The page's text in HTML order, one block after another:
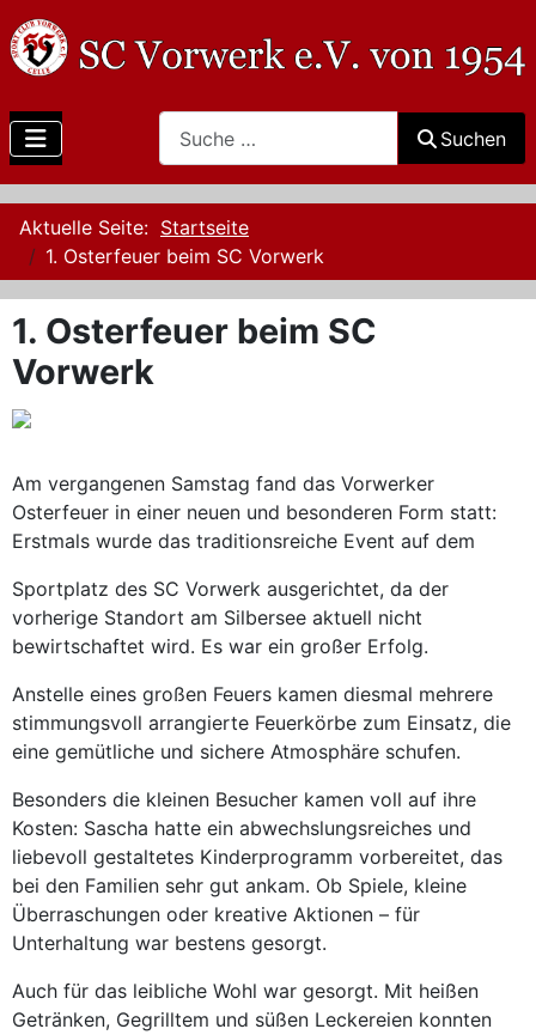
Search
Suchen
Aktuelle Seite: Startseite
1. Osterfeuer beim SC Vorwerk
1. Osterfeuer beim SC
Vorwerk
Am vergangenen Samstag fand das Vorwerker
Osterfeuer in einer neuen und besonderen Form statt:
Erstmals wurde das traditionsreiche Event auf dem
Sportplatz des SC Vorwerk ausgerichtet, da der
vorherige Standort am Silbersee aktuell nicht
bewirtschaftet wird. Es war ein großer Erfolg.
Anstelle eines großen Feuers kamen diesmal mehrere
stimmungsvoll arrangierte Feuerkörbe zum Einsatz, die
eine gemütliche und sichere Atmosphäre schufen.
Besonders die kleinen Besucher kamen voll auf ihre
Kosten: Sascha hatte ein abwechslungsreiches und
liebevoll gestaltetes Kinderprogramm vorbereitet, das
bei den Familien sehr gut ankam. Ob Spiele, kleine
Überraschungen oder kreative Aktionen – für
Unterhaltung war bestens gesorgt.
Auch für das leibliche Wohl war gesorgt. Mit heißen
Getränken, Gegrilltem und süßen Leckereien konnten